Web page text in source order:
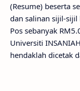
(Resume) beserta
dan salinan sijil-sijil
Pos sebanyak
Universiti
hendaklah dicetak